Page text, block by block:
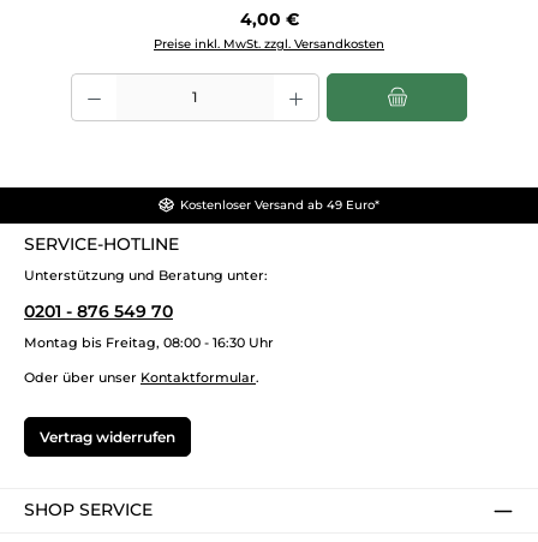
Regulärer Preis:
4,00 €
Preise inkl. MwSt. zzgl. Versandkosten
Produkt Anzahl: Gib den gewünschten Wert ein oder benutze die
Kostenloser Versand ab 49 Euro*
SERVICE-HOTLINE
Unterstützung und Beratung unter:
0201 - 876 549 70
Montag bis Freitag, 08:00 - 16:30 Uhr
Oder über unser Kontaktformular.
Vertrag widerrufen
SHOP SERVICE